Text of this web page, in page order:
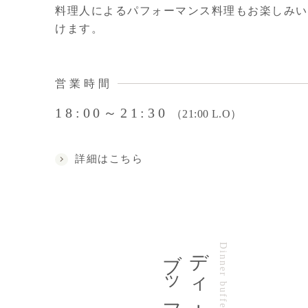
料理人によるパフォーマンス料理もお楽しみ
けます。
営業時間
18:00～21:30 （21:00 L.O）
詳細はこちら
ディナーDinner buffet